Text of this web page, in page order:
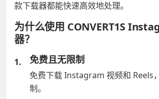
款下载器都能快速高效地处理。
为什么使用 CONVERT1S
器？
免费且无限制
免费下载 Instagram 视频和 Reels
制。